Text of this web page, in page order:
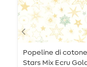
Popeline di
Stars Mix Ecru Gold